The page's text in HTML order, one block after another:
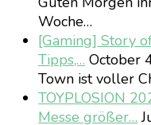
Woche…
[Gaming] Story
Tipps,… October
Town ist voller
TOYPLOSION
Messe größer…